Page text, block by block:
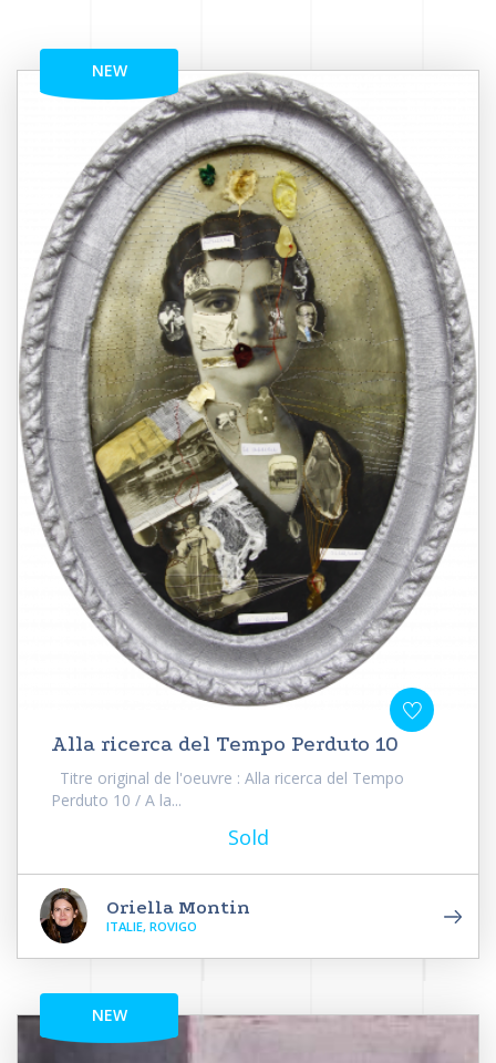
NEW
Alla ricerca del Tempo Perduto 10
Titre original de l'oeuvre : Alla ricerca del Tempo
Perduto 10 / A la...
Sold
Oriella Montin
ITALIE, ROVIGO
NEW